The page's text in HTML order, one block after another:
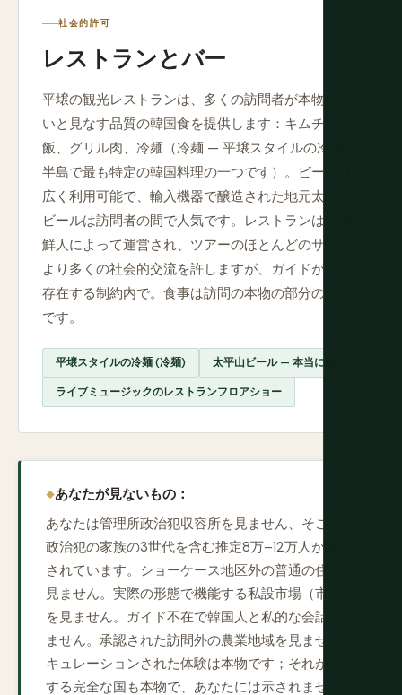
社会的許可
レストランとバー
平壌の観光レストランは、多くの訪問者が本物の良
いと見なす品質の韓国食を提供します：キムチ、ご
飯、グリル肉、冷麺（冷麺 — 平壌スタイルの冷麺は
半島で最も特定の韓国料理の一つです）。ビールは
広く利用可能で、輸入機器で醸造された地元太平山
ビールは訪問者の間で人気です。レストランは北朝
鮮人によって運営され、ツアーのほとんどのサイト
より多くの社会的交流を許しますが、ガイドが常に
存在する制約内で。食事は訪問の本物の部分の一つ
です。
平壌スタイルの冷麺 (冷麺) 太平山ビール — 本当に良い
ライブミュージックのレストランフロアショー
あなたが見ないもの：
あなたは管理所政治犯収容所を見ません、そこには
政治犯の家族の3世代を含む推定8万–12万人が収容
されています。ショーケース地区外の普通の住宅を
見ません。実際の形態で機能する私設市場（市場）
を見ません。ガイド不在で韓国人と私的な会話をし
ません。承認された訪問外の農業地域を見ません。
キュレーションされた体験は本物です；それが存在
する完全な国も本物で、あなたには示されません。